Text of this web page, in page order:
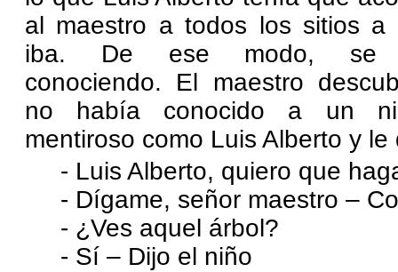
al maestro a todos los sitios a
iba. De ese modo, se
conociendo. El maestro
no había conocido a un
mentiroso como Luis Alberto y le
- Luis Alberto, quiero que
- Dígame, señor maestro –
- ¿Ves aquel árbol?
- Sí – Dijo el niño